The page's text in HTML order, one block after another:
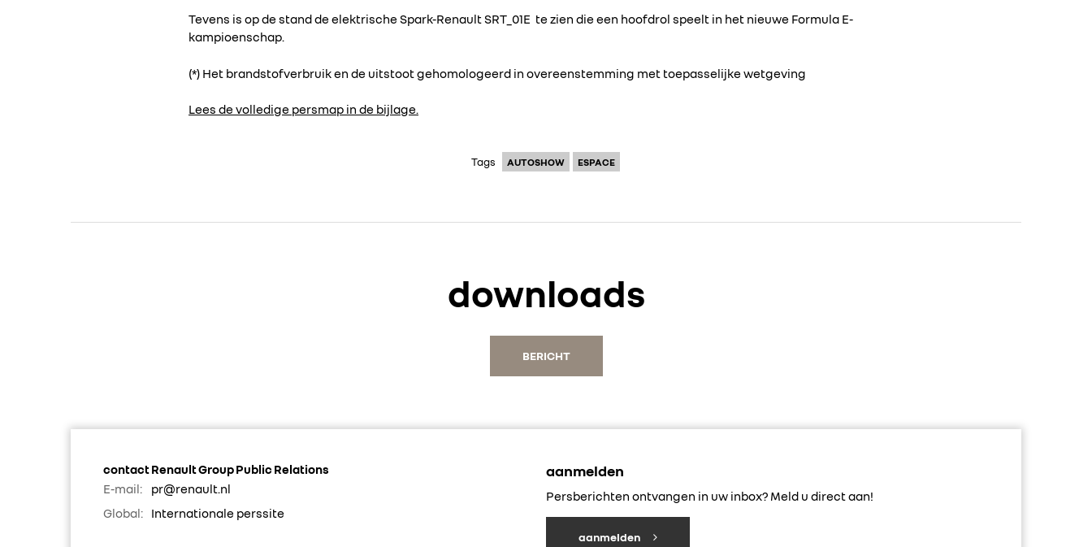
Tevens is op de stand de elektrische Spark-Renault SRT_01E te zien die een hoofdrol speelt in het nieuwe Formula E-
kampioenschap.
(*) Het brandstofverbruik en de uitstoot gehomologeerd in overeenstemming met toepasselijke wetgeving
Lees de volledige persmap in de bijlage.
Tags AUTOSHOW ESPACE
downloads
BERICHT
contact Renault Group Public Relations
E-mail:
pr@renault.nl
Global:
Internationale perssite
aanmelden
Persberichten ontvangen in uw inbox? Meld u direct aan!
aanmelden